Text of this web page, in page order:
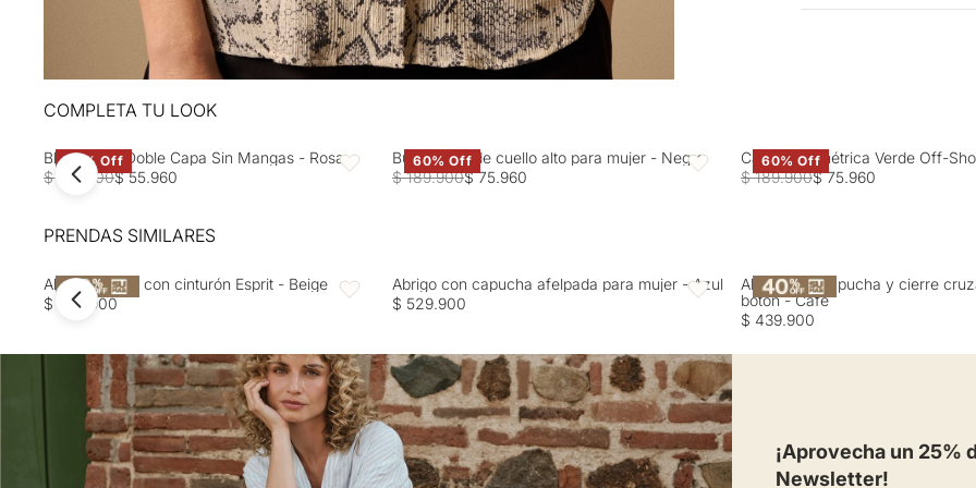
COMPLETA TU LOOK
60% Off Favoritos
Blusa Rosa Doble Capa Sin Mangas - Rosa
$ 139.900$ 55.960
60% Off Favoritos
Buzo tejido de cuello alto para mujer - Negro
$ 189.900$ 75.960
60% Off
Camisa Asimétrica Verde Off-
$ 189.900$ 75.960
PRENDAS SIMILARES
Favoritos
Abrigo ceñido con cinturón Esprit - Beige
$ 499.900
Favoritos
Abrigo con capucha afelpada para mujer - Azul
$ 529.900
Abrigo con capucha y cierre
botón - Café
$ 439.900
¡Aprovecha un 25%
Newsletter!